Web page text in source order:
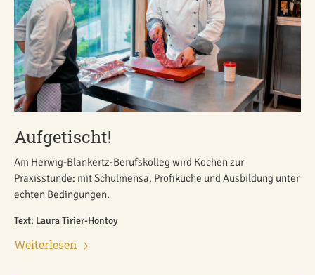
Aufgetischt!
Am Herwig-Blankertz-Berufskolleg wird Kochen zur
Praxisstunde: mit Schulmensa, Profiküche und Ausbildung unter
echten Bedingungen.
Text: Laura Tirier-Hontoy
Weiterlesen